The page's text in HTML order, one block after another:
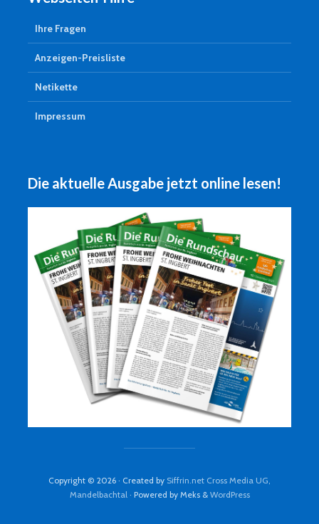
Ihre Fragen
Anzeigen-Preisliste
Netikette
Impressum
Die aktuelle Ausgabe jetzt online lesen!
Copyright © 2026 · Created by Siffrin.net Cross Media UG,
Mandelbachtal· Powered by Meks & WordPress